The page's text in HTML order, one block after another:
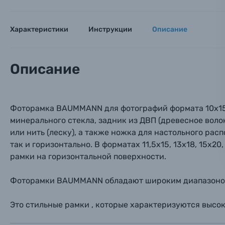
Материалы
Осветительное оборудование
Фоторамки
Фотоальбомы
Характеристики Инструкции Описание
Описание
Фоторамка BAUMMANN для фотографий формата
минерального стекла, задник из ДВП (древесное
или нить (леску), а также ножка для настольного
так и горизонтально. В форматах 11,5х15, 13х18,
рамки на горизонтальной поверхности.
Фоторамки BAUMMANN обладают широким
Это стильные рамки , которые характеризуются